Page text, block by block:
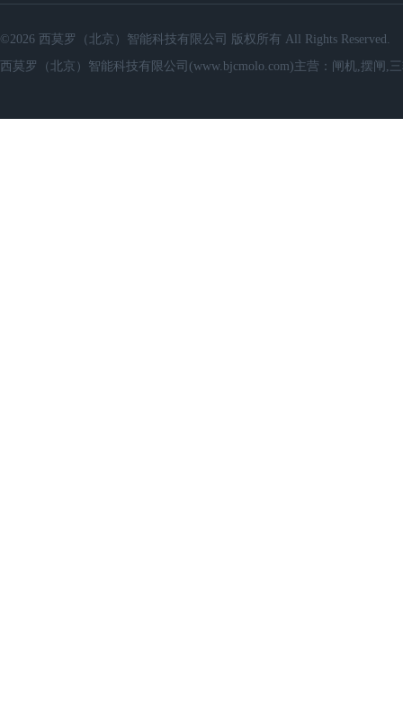
©2026 西莫罗（北京）智能科技有限公司 版权所有 All Rights Reserved.
西莫罗（北京）智能科技有限公司(www.bjcmolo.com)主营：闸机,摆闸,